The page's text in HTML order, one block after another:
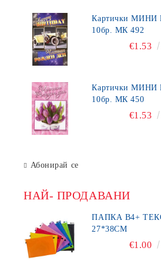
Картички МИНИ ПЕНТАГРАМ К-т
10бр. МК 492
€1.53
Картички МИНИ ПЕНТАГРАМ К-т
10бр. МК 450
€1.53
Абонирай се
НАЙ- ПРОДАВАНИ
ПАПКА В4+ ТЕКСТИЛ С ЦИП
27*38СМ
€1.00